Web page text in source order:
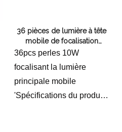
36 pièces de lumière à tête
mobile de focalisation
Bead10W
36pcs perles 10W
focalisant la lumière
principale mobile
'Spécifications du produit: